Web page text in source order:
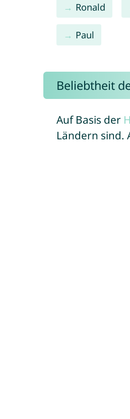
Ronald
Paul
Beliebtheit
Auf Basis der
Ländern sind.